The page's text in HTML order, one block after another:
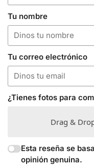
Tu nombre
Tu correo electrónico
¿Tienes fotos para
Drag &
Esta reseña se
opinión genuina.